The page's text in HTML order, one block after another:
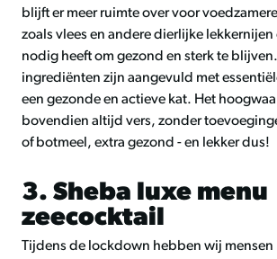
blijfter meer ruimte over voor
zoals vlees en andere dierlijke
nodig heeft om gezond en sterk te blijven.
ingrediënten zijn aangevuld met
een gezonde en actieve kat. Het
bovendien altijd vers, zonder
of botmeel, extra gezond - en lekker dus!
3. Sheba luxe menu
zeecocktail
Tijdens de lockdown hebben wij mensen